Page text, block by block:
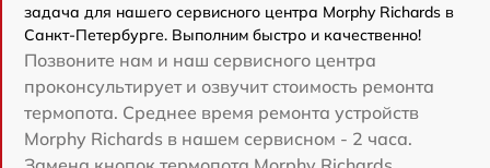
задача для нашего сервисного центра Morphy Richards в
Санкт-Петербурге. Выполним быстро и качественно!
Позвоните нам и наш сервисного центра
проконсультирует и озвучит стоимость ремонта
термопота. Среднее время ремонта устройств
Morphy Richards в нашем сервисном - 2 часа.